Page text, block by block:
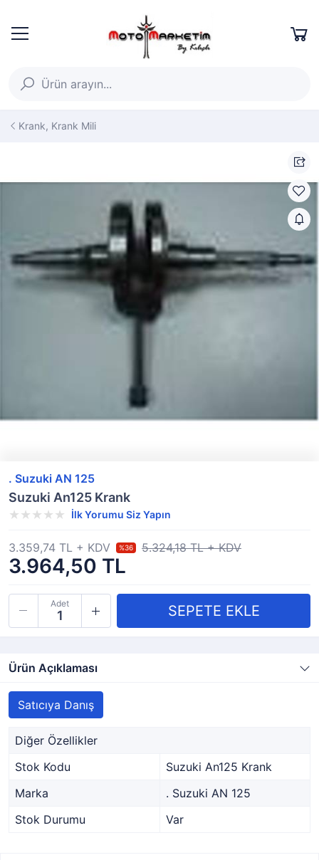
Krank, Krank Mili
. Suzuki AN 125
Suzuki An125 Krank
İlk Yorumu Siz Yapın
3.964,50 TL
3.359,74 TL + KDV %36 5.324,18 TL + KDV
Adet
Ürün Açıklaması
Satıcıya Danış
Diğer Özellikler
Stok Kodu
Suzuki An125 Krank
Marka
. Suzuki AN 125
Stok Durumu
Var